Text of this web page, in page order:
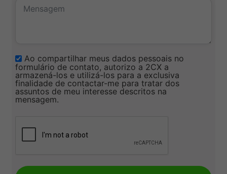
Ao compartilhar meus dados pessoais no
formulário de contato, autorizo a 2CX a
armazená-los e utilizá-los para a exclusiva
finalidade de contactar-me para tratar dos
assuntos de meu interesse descritos na
mensagem.